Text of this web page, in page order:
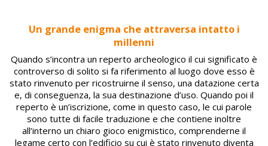
Un grande enigma che attraversa intatto i
millenni
Quando s’incontra un reperto archeologico il cui significato è
controverso di solito si fa riferimento al luogo dove esso è
stato rinvenuto per ricostruirne il senso, una datazione certa
e, di conseguenza, la sua destinazione d’uso. Quando poi il
reperto è un’iscrizione, come in questo caso, le cui parole
sono tutte di facile traduzione e che contiene inoltre
all’interno un chiaro gioco enigmistico, comprenderne il
legame certo con l’edificio su cui è stato rinvenuto diventa